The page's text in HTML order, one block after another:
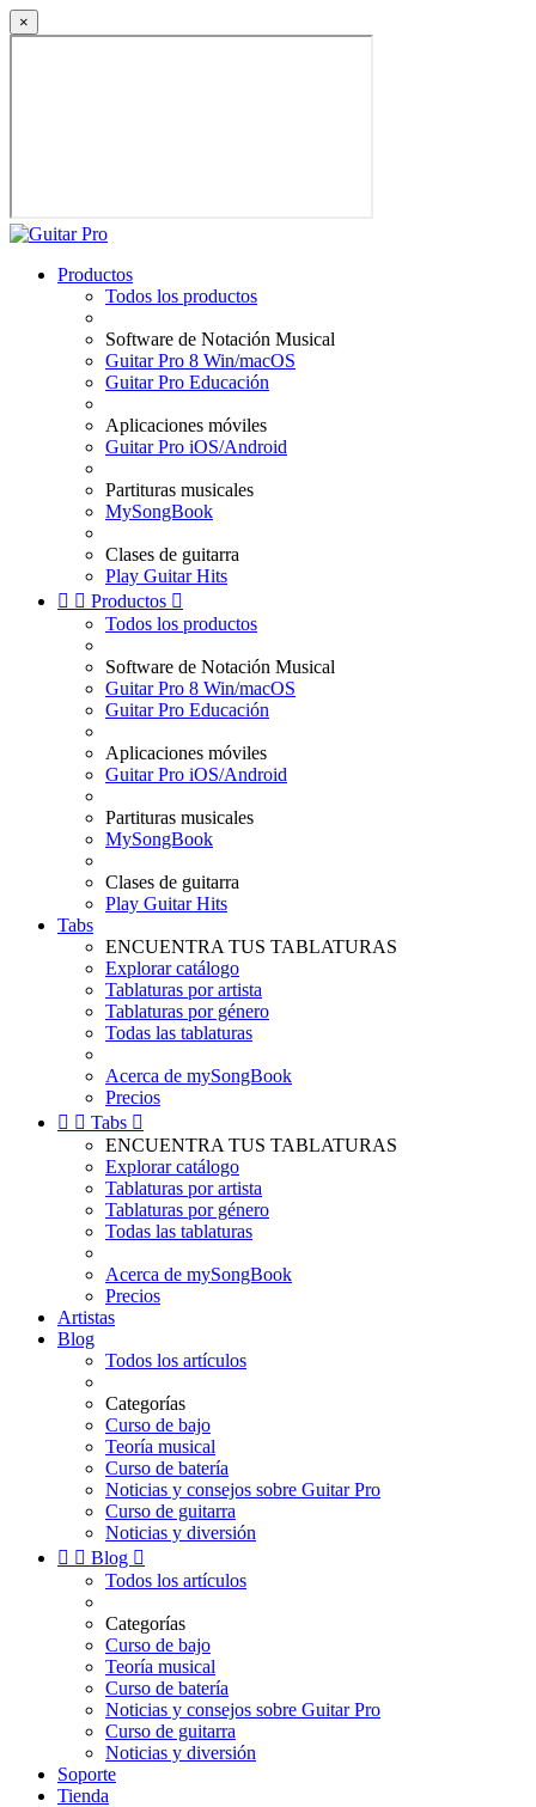
×
Productos
Todos los productos
Software de Notación Musical
Guitar Pro 8 Win/macOS
Guitar Pro Educación
Aplicaciones móviles
Guitar Pro iOS/Android
Partituras musicales
MySongBook
Clases de guitarra
Play Guitar Hits
  Productos 
Todos los productos
Software de Notación Musical
Guitar Pro 8 Win/macOS
Guitar Pro Educación
Aplicaciones móviles
Guitar Pro iOS/Android
Partituras musicales
MySongBook
Clases de guitarra
Play Guitar Hits
Tabs
ENCUENTRA TUS TABLATURAS
Explorar catálogo
Tablaturas por artista
Tablaturas por género
Todas las tablaturas
Acerca de mySongBook
Precios
  Tabs 
ENCUENTRA TUS TABLATURAS
Explorar catálogo
Tablaturas por artista
Tablaturas por género
Todas las tablaturas
Acerca de mySongBook
Precios
Artistas
Blog
Todos los artículos
Categorías
Curso de bajo
Teoría musical
Curso de batería
Noticias y consejos sobre Guitar Pro
Curso de guitarra
Noticias y diversión
  Blog 
Todos los artículos
Categorías
Curso de bajo
Teoría musical
Curso de batería
Noticias y consejos sobre Guitar Pro
Curso de guitarra
Noticias y diversión
Soporte
Tienda